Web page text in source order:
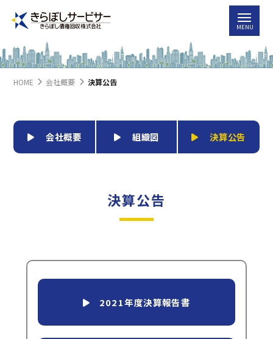
HOME 会社概要 決算公告
会社概要 組織図 決算公告
決算公告
2021年度決算報告書